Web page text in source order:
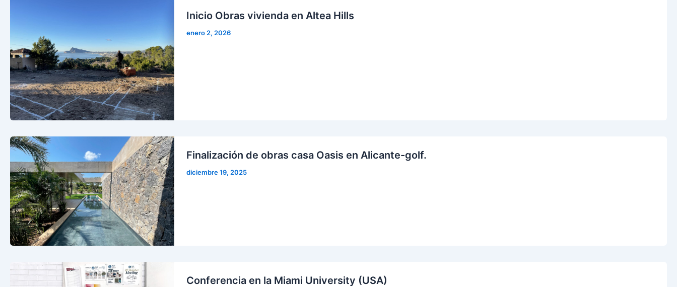
Inicio Obras vivienda en Altea Hills
enero 2, 2026
Finalización de obras casa Oasis en Alicante-golf.
diciembre 19, 2025
Conferencia en la Miami University (USA)